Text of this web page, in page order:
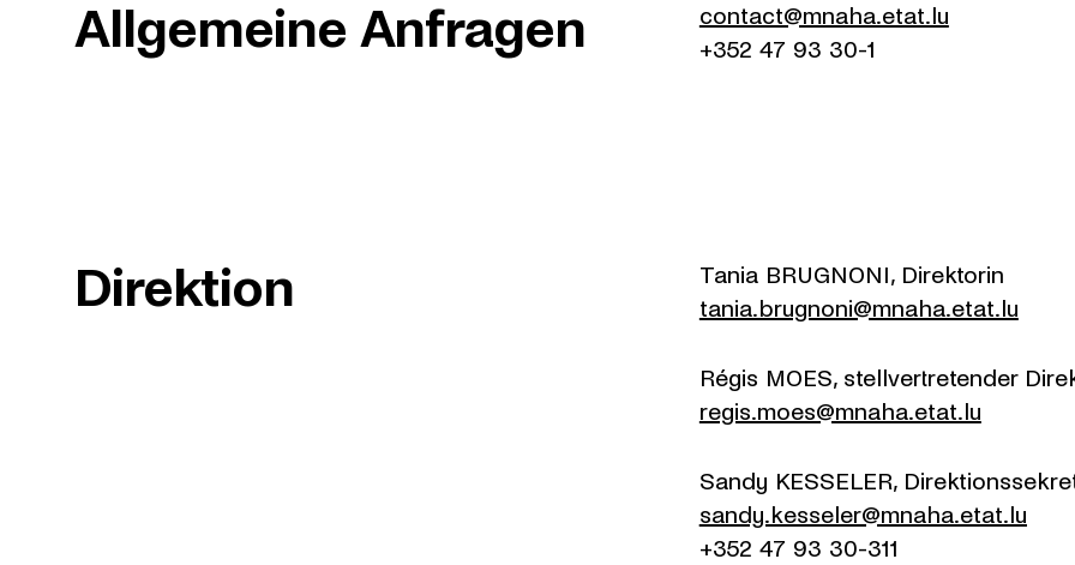
Allgemeine Anfragen
contact@mnaha.etat.lu
+352 47 93 30-1
Direktion
Tania BRUGNONI, Direktorin
tania.brugnoni@mnaha.etat.lu
Régis MOES, stellvertretender
regis.moes@mnaha.etat.lu
Sandy KESSELER,
sandy.kesseler@mnaha.etat.lu
+352 47 93 30-311